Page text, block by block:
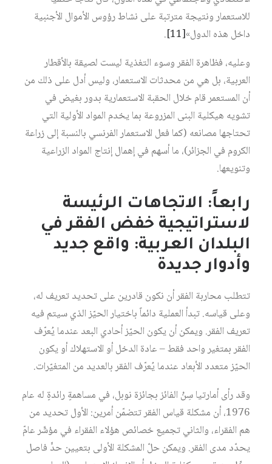
للاستعمار ونتيجة مترتبة على نشاط رؤوس الأموال الأجنبية
داخل هذه الدول»[11]
.
وعليه، فظاهرة الفقر وسوء التغذية ليست لصيقة بالأقطار
العربية، بل هي من محدثات الاستعمار، وليس أدل على ذلك من
أن المستعمر قام خلال الحقبة الاستعمارية بدور بغيض في
تشويه هيكلية البنى المزروعة بما يخدم المواد الأولية التي
تحتاجها مصانعه (كما فعل الاستعمار الفرنسي بالنسبة إلى زراعة
الكروم في الجزائر)، ما أسهم في إهمال إنتاج المواد الزراعية
وتنويعها.
رابعاً: الاتجاهات الرئيسة
لاستراتيجية خفض الفقر في
البلدان العربية: واقع جديد
وأدوار جديدة
تتطلب محاربة الفقر أن نكون قادرين على تحديد تعريف له،
وعلى قياسه. تبدأ العملية دائماً باختيار الحيّز الذي سيتم فيه
تعريف الفقر. ويمكن أن يكون الحيّز أحادي البعد عندما يُعرّف
الفقر بمتغير واحد فقط – عادة الدخل أو الاستهلاك أو يكون
الحيّز متعدد الأبعاد عندما يُعرّف الفقر بالعديد من المتغيّرات.
وقد رأى أمارتيا سِنْ الفائز بجائزة نوبل، في مساهمةٍ رائدةٍ له عام
1976، أن مشكلة قياس الفقر تتضمّن أمرين: الأول تحديد من
هم الفقراء، والثاني تجميع خصائص هؤلاء الفقراء في مؤشّر عامّ
يحدّد مدى الفقر. ويمكن حلّ المشكلة الأولى بتعيين حدٍّ فاصل